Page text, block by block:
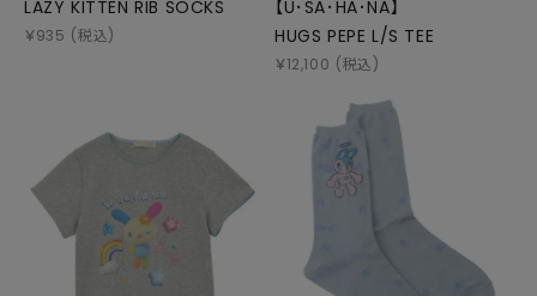
LAZY KITTEN RIB SOCKS
￥935 (税込)
【U･SA･HA･NA】
HUGS PEPE L/S TEE
￥12,100 (税込)